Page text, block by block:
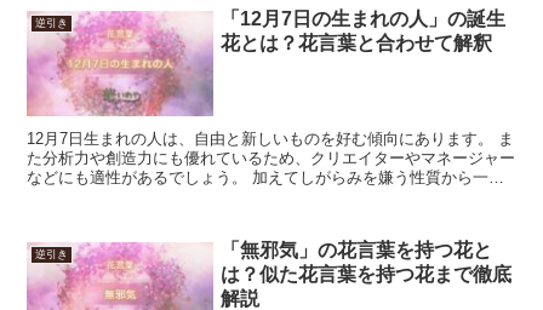
逆引き
「12月7日の生まれの人」の誕生
花とは？花言葉と合わせて解釈
12月7日生まれの人は、自由と新しいものを好む傾向にあります。 ま
た分析力や創造力にも優れているため、クリエイターやマネージャー
などにも適性があるでしょう。 加えてしがらみを嫌う性質から一人
逆引き
「無邪気」の花言葉を持つ花と
は？似た花言葉を持つ花まで徹底
解説